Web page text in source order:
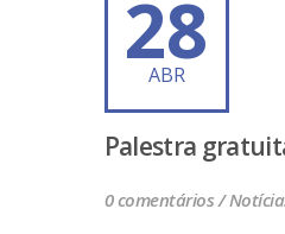
28
ABR
Palestra
0 comentários /